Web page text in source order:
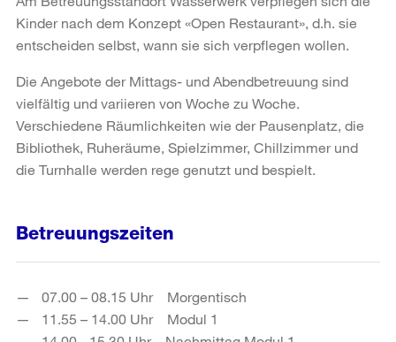
Kinder nach dem Konzept «Open Restaurant», d.h. sie
entscheiden selbst, wann sie sich verpflegen wollen.
Die Angebote der Mittags- und Abendbetreuung sind
vielfältig und variieren von Woche zu Woche.
Verschiedene Räumlichkeiten wie der Pausenplatz, die
Bibliothek, Ruheräume, Spielzimmer, Chillzimmer und
die Turnhalle werden rege genutzt und bespielt.
Betreuungszeiten
07.00 – 08.15 Uhr Morgentisch
11.55 – 14.00 Uhr Modul 1